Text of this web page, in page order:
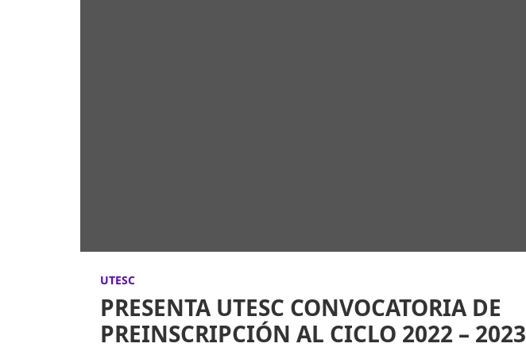
UTESC
PRESENTA UTESC CONVOCATORIA DE
PREINSCRIPCIÓN AL CICLO 2022 – 2023